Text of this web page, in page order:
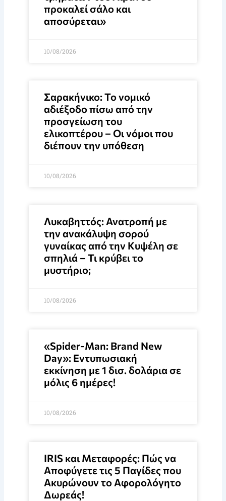
προκαλεί σάλο και
αποσύρεται»
10/08/2026
Σαρακήνικο: Το νομικό
αδιέξοδο πίσω από την
προσγείωση του
ελικοπτέρου – Οι νόμοι που
διέπουν την υπόθεση
10/08/2026
Λυκαβηττός: Ανατροπή με
την ανακάλυψη σορού
γυναίκας από την Κυψέλη σε
σπηλιά – Τι κρύβει το
μυστήριο;
10/08/2026
«Spider-Man: Brand New
Day»: Εντυπωσιακή
εκκίνηση με 1 δισ. δολάρια σε
μόλις 6 ημέρες!
10/08/2026
IRIS και Μεταφορές: Πώς να
Αποφύγετε τις 5 Παγίδες που
Ακυρώνουν το Αφορολόγητο
Δωρεάς!